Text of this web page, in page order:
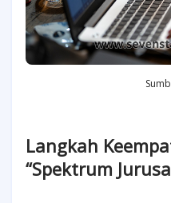
Langkah
“Spektrum